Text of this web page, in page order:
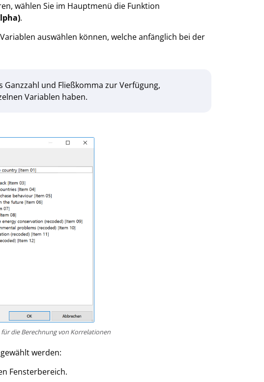
wählen Sie im Hauptmenü die Funktion
.
auswählen können, welche anfänglich bei der
Ganzzahl und Fließkomma zur Verfügung,
Variablen haben.
die Berechnung von Korrelationen
werden:
Fensterbereich.